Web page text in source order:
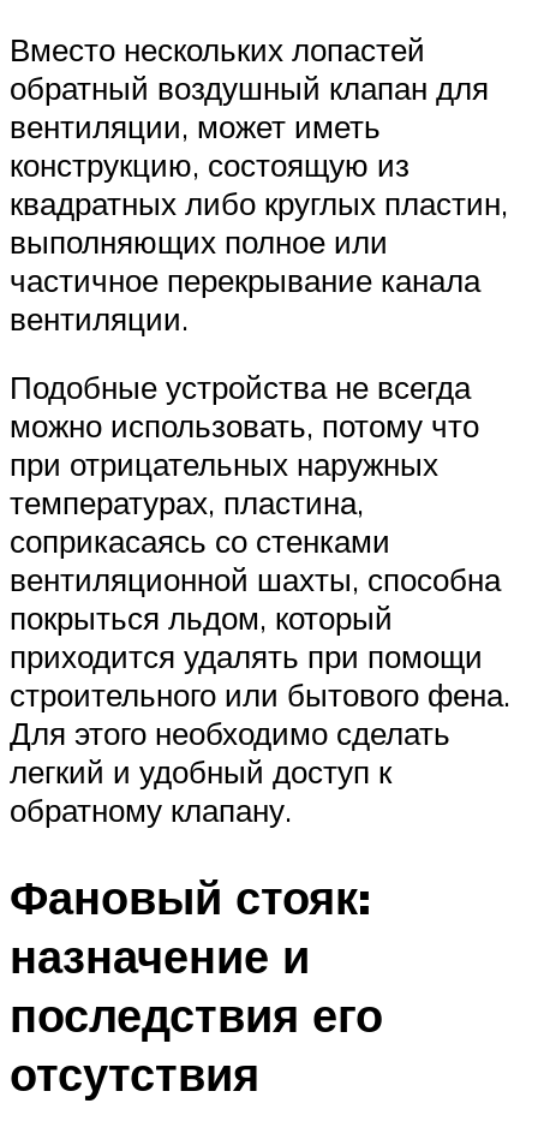
Вместо нескольких лопастей
обратный воздушный клапан для
вентиляции, может иметь
конструкцию, состоящую из
квадратных либо круглых пластин,
выполняющих полное или
частичное перекрывание канала
вентиляции.
Подобные устройства не всегда
можно использовать, потому что
при отрицательных наружных
температурах, пластина,
соприкасаясь со стенками
вентиляционной шахты, способна
покрыться льдом, который
приходится удалять при помощи
строительного или бытового фена.
Для этого необходимо сделать
легкий и удобный доступ к
обратному клапану.
Фановый стояк:
назначение и
последствия его
отсутствия